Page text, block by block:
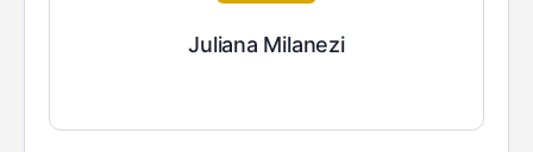
Juliana Milanezi